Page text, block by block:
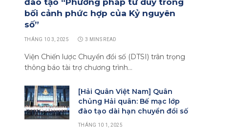
đào tạo “Phương pháp tư duy trong
bối cảnh phức hợp của Kỷ nguyên
số”
THÁNG 10 3, 2025 3 MINS READ
Viện Chiến lược Chuyển đổi số (DTSI) trân trọng
thông báo tài trợ chương trình…
[Hải Quân Việt Nam] Quân
chủng Hải quân: Bế mạc lớp
đào tạo dài hạn chuyển đổi số
THÁNG 10 1, 2025